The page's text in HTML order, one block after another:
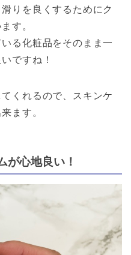
りを良くするためにク
す。
る化粧品をそのまま一
ですね！
くれるので、スキンケ
ます。
が心地良い！